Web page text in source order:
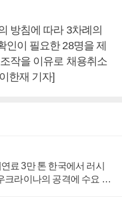
방침에 따라 3차례의
인이 필요한 28명을 제
작을 이유로 채용취소
한재 기자]
료 3만 톤 한국에서 러시
크라이나의 공격에 수요 늘